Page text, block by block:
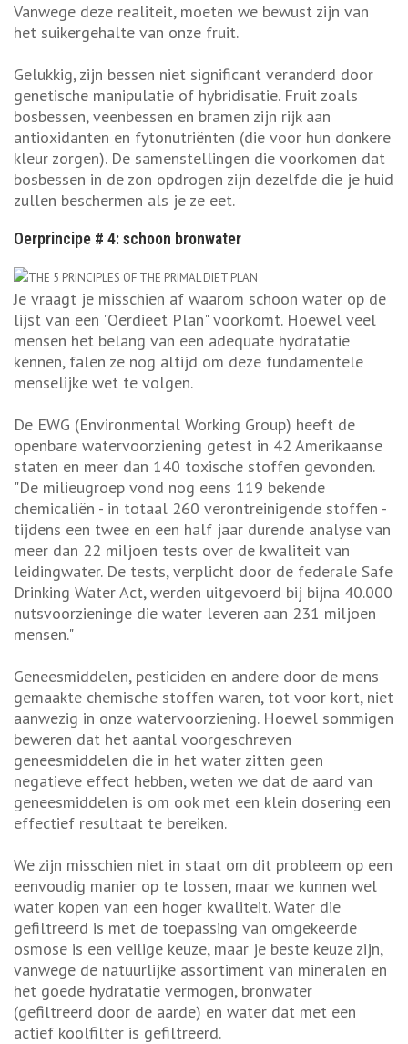
Vanwege deze realiteit, moeten we bewust zijn van
het suikergehalte van onze fruit.
Gelukkig, zijn bessen niet significant veranderd door
genetische manipulatie of hybridisatie. Fruit zoals
bosbessen, veenbessen en bramen zijn rijk aan
antioxidanten en fytonutriënten (die voor hun donkere
kleur zorgen). De samenstellingen die voorkomen dat
bosbessen in de zon opdrogen zijn dezelfde die je huid
zullen beschermen als je ze eet.
Oerprincipe # 4: schoon bronwater
Je vraagt je misschien af waarom schoon water op de
lijst van een "Oerdieet Plan" voorkomt. Hoewel veel
mensen het belang van een adequate hydratatie
kennen, falen ze nog altijd om deze fundamentele
menselijke wet te volgen.
De EWG (Environmental Working Group) heeft de
openbare watervoorziening getest in 42 Amerikaanse
staten en meer dan 140 toxische stoffen gevonden.
"De milieugroep vond nog eens 119 bekende
chemicaliën - in totaal 260 verontreinigende stoffen -
tijdens een twee en een half jaar durende analyse van
meer dan 22 miljoen tests over de kwaliteit van
leidingwater. De tests, verplicht door de federale Safe
Drinking Water Act, werden uitgevoerd bij bijna 40.000
nutsvoorzieninge die water leveren aan 231 miljoen
mensen."
Geneesmiddelen, pesticiden en andere door de mens
gemaakte chemische stoffen waren, tot voor kort, niet
aanwezig in onze watervoorziening. Hoewel sommigen
beweren dat het aantal voorgeschreven
geneesmiddelen die in het water zitten geen
negatieve effect hebben, weten we dat de aard van
geneesmiddelen is om ook met een klein dosering een
effectief resultaat te bereiken.
We zijn misschien niet in staat om dit probleem op een
eenvoudig manier op te lossen, maar we kunnen wel
water kopen van een hoger kwaliteit. Water die
gefiltreerd is met de toepassing van omgekeerde
osmose is een veilige keuze, maar je beste keuze zijn,
vanwege de natuurlijke assortiment van mineralen en
het goede hydratatie vermogen, bronwater
(gefiltreerd door de aarde) en water dat met een
actief koolfilter is gefiltreerd.